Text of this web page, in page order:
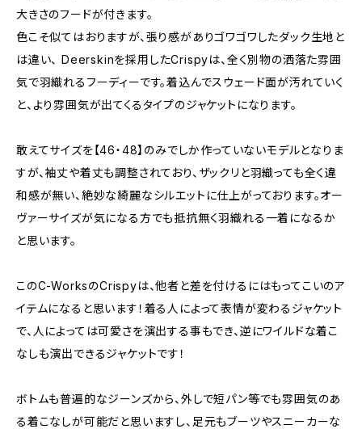
大きさのフードが付きます。
色こそ似てはおりますが、張り感がありゴワゴワしたダック生地と
は違い、 Deerskinを採用したCrispyは、全く別物の洒落た雰囲
気で羽織れるフーディーです。着込んでスウェード面が汚れていく
と、より雰囲気が出てくるタイプのジャケットになります。
敢えてサイズを【46・48】のみでしか作っていないモデルとなりま
すが、袖丈や着丈も調整されており、ザックリと羽織っても全く違
和感が無い、絶妙な綺麗なシルエットに仕上がっております。オー
ヴァーサイズが気になる方でも抵抗無く羽織れる一着になるか
と思います。
このC-WorksのCrispyは、他者と差を付けるにはもってこいのア
イテムになると思います！着る人によって表情が変わるジャケット
で、人によっては可愛さを演出する事もでき、逆にワイルドな着こ
なしも演出できるジャケットです！
ボトムも普遍的なジーンズから、外しで短パン等でも雰囲気のあ
る着こなしが可能だと思いますし、足元もブーツやスニーカーな